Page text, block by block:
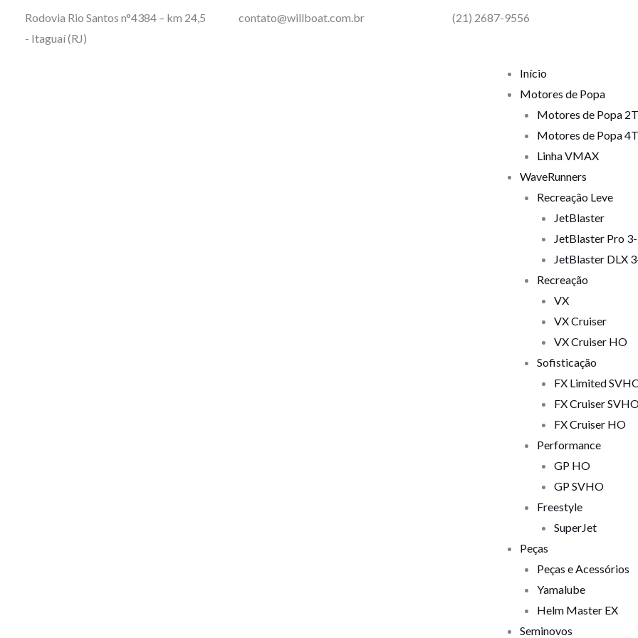
Rodovia Rio Santos n°4384 – km 24,5
- Itaguaí (RJ)
contato@willboat.com.br (21) 2687-9556
Início
Motores de Popa
Motores de Popa 2T
Motores de Popa 4T
Linha VMAX
WaveRunners
Recreação Leve
JetBlaster
JetBlaster Pro
JetBlaster DLX
Recreação
VX
VX Cruiser
VX Cruiser HO
Sofisticação
FX Limited
FX Cruiser
FX Cruiser HO
Performance
GP HO
GP SVHO
Freestyle
SuperJet
Peças
Peças e Acessórios
Yamalube
Helm Master EX
Seminovos